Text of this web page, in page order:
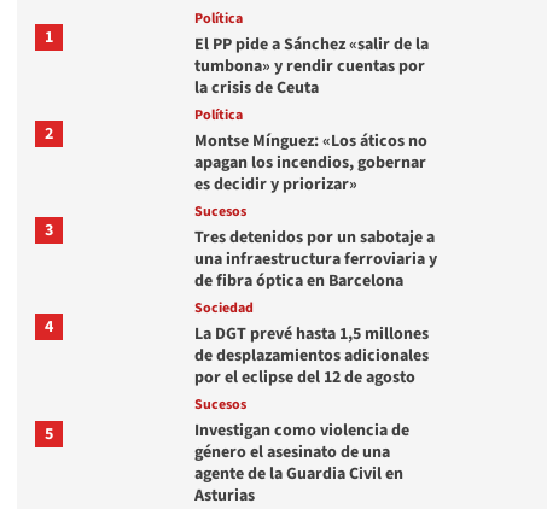
1
Política
El PP pide a Sánchez «salir de la
tumbona» y rendir cuentas por
la crisis de Ceuta
2
Política
Montse Mínguez: «Los áticos no
apagan los incendios, gobernar
es decidir y priorizar»
3
Sucesos
Tres detenidos por un sabotaje a
una infraestructura ferroviaria y
de fibra óptica en Barcelona
4
Sociedad
La DGT prevé hasta 1,5 millones
de desplazamientos adicionales
por el eclipse del 12 de agosto
5
Sucesos
Investigan como violencia de
género el asesinato de una
agente de la Guardia Civil en
Asturias